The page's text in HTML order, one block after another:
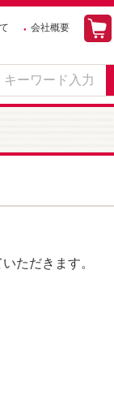
会社概要
ただきます。